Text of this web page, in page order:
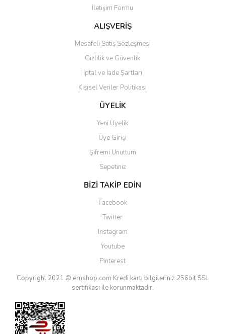
Ürün fiyatı diğer sitelerden daha pahalı.
Bu ürüne benzer farklı alternatifler olmalı.
Gönder
İletişim Formu
ALIŞVERİŞ
Mesafeli Satış Sözleşmesi
Gizlilik ve Güvenlik
İptal ve İade Şartları
Kişisel Veriler Politikası
ÜYELİK
Yeni Üyelik
Üye Girişi
Şifremi Unuttum
Sepetiniz
BİZİ TAKİP EDİN
Facebook
Twitter
Instagram
Youtube
Pinterest
Copyright 2021 © ernshop.com Kredi kartı bilgileriniz 256bit SSL
sertifikası ile korunmaktadır.